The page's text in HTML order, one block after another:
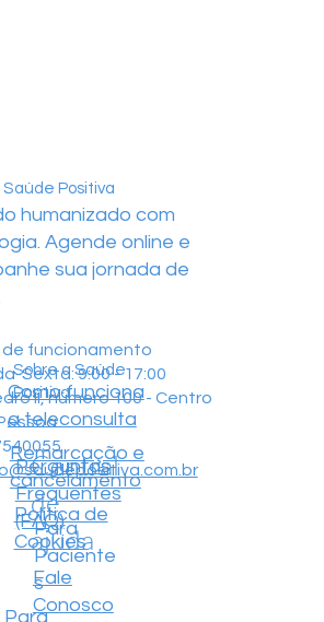
humanizado com
Agende online e
sua jornada de
de funcionamento
Sexta: 9:00 - 17:00
II, número 100 - Centro
Sobre a Saúde
Positiva
Central
de
ajuda
Para
Paciente
s
Para
Perguntas
Frequentes
(FAQ)
Como funciona
a teleconsulta
Remarcação e
cancelamento
Política de
Cookies
Fale
Conosco
Saúde Positiva